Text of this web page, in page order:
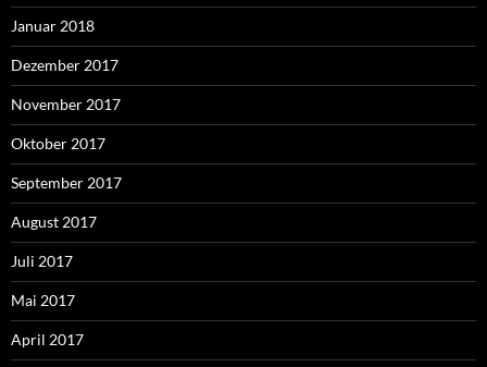
Januar 2018
Dezember 2017
November 2017
Oktober 2017
September 2017
August 2017
Juli 2017
Mai 2017
April 2017